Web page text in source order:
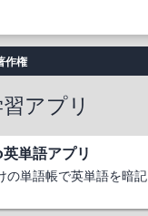
作権
アプリ
単語アプリ
の単語帳で英単語を暗記